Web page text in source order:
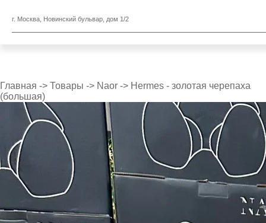
г. Москва, Новинский бульвар, дом 1/2
Главная -> Товары -> Naor -> Hermes - золотая черепаха
(большая)